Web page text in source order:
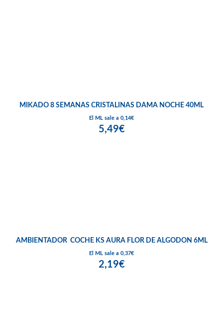
MIKADO 8 SEMANAS CRISTALINAS DAMA NOCHE 40ML
El ML sale a 0,14€
5,49€
AMBIENTADOR COCHE KS AURA FLOR DE ALGODON 6ML
El ML sale a 0,37€
2,19€